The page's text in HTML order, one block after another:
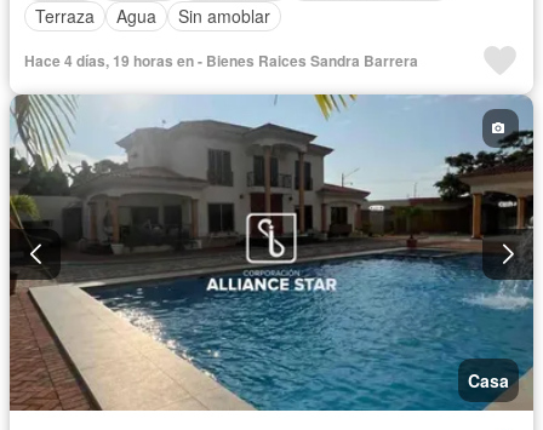
Terraza
Agua Sin amoblar
Hace 4 días, 19 horas en - Bienes Raices Sandra Barrera
Casa